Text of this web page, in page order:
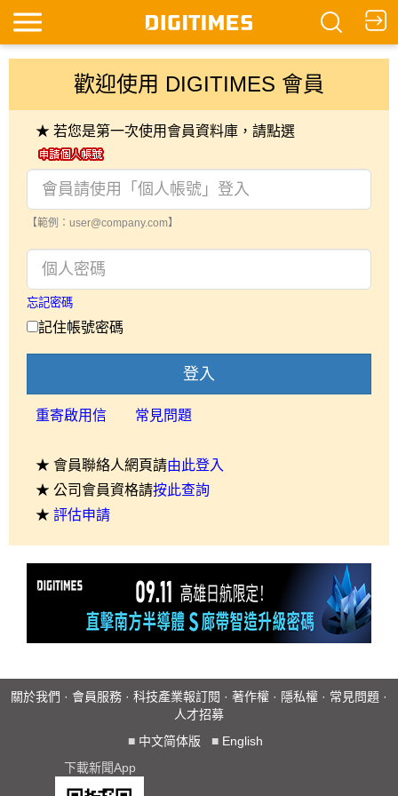
歡迎使用 DIGITIMES 會員
★ 若您是第一次使用會員資料庫，請點選
【範例：user@company.com】
忘記密碼
記住帳號密碼
登入
重寄啟用信 常見問題
★ 會員聯絡人網頁請由此登入
★ 公司會員資格請按此查詢
★ 評估申請
關於我們 · 會員服務 · 科技產業報訂閱 · 著作權 · 隱私權 · 常見問題 ·
人才招募
■ 中文简体版 ■ English
下載新聞App